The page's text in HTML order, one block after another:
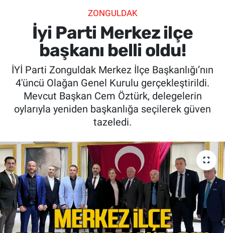
ZONGULDAK
İyi Parti Merkez ilçe
başkanı belli oldu!
İYİ Parti Zonguldak Merkez İlçe Başkanlığı’nın
4'üncü Olağan Genel Kurulu gerçekleştirildi.
Mevcut Başkan Cem Öztürk, delegelerin
oylarıyla yeniden başkanlığa seçilerek güven
tazeledi.
SPOR
SAĞLIK